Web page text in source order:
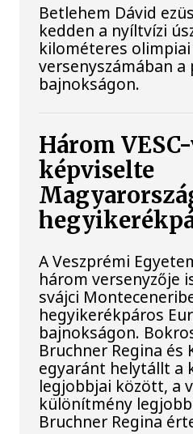
Betlehem Dávid
kedden a nyíltvízi
kilométeres olimpiai
versenyszámában a
bajnokságon.
Három
képviselte
A Veszprémi
három versenyzője
svájci
hegyikerékpáros
bajnokságon.
Bruchner Regina és
egyaránt helytállt a
legjobbjai között, a
különítmény
Bruchner Regina